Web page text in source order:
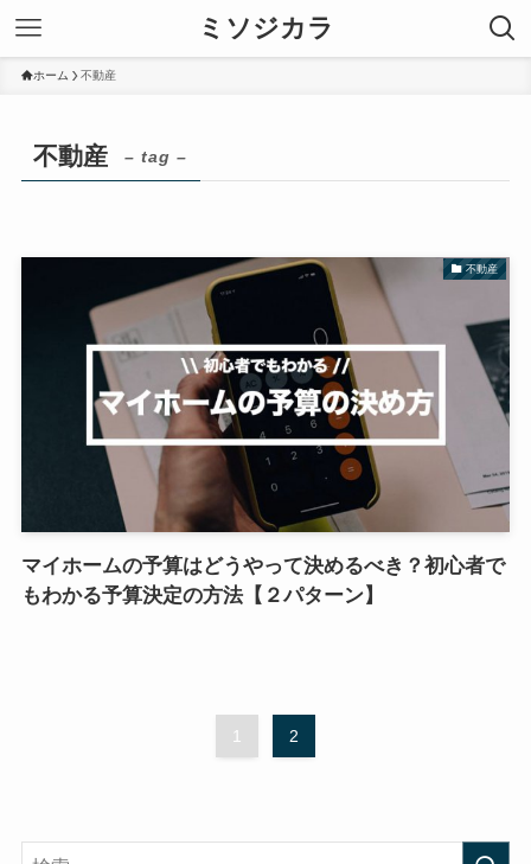
ミソジカラ
ホーム 不動産
不動産 – tag –
不動産
マイホームの予算はどうやって決めるべき？初心者で
もわかる予算決定の方法【２パターン】
1 2